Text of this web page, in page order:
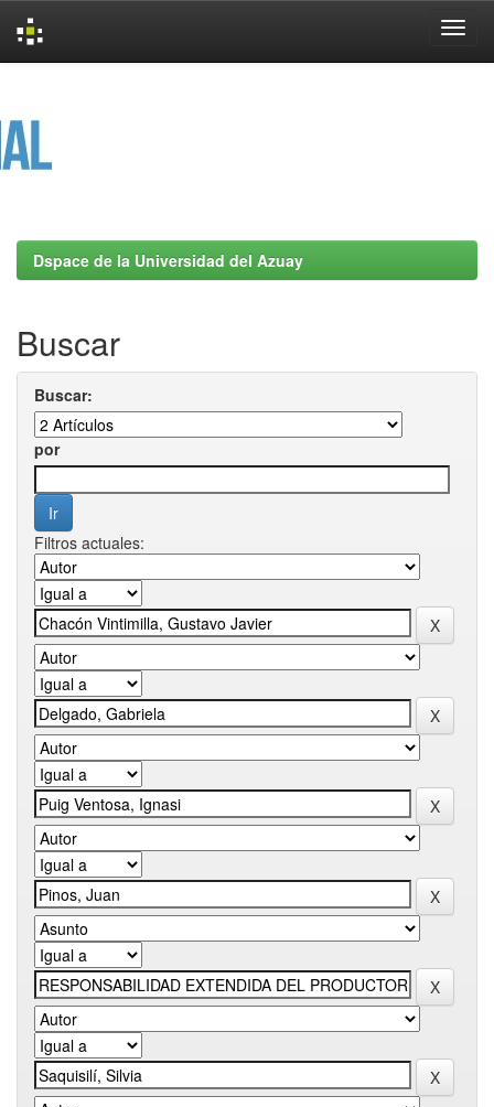
Dspace de la Universidad del Azuay
Buscar
Buscar:
por
Filtros actuales: